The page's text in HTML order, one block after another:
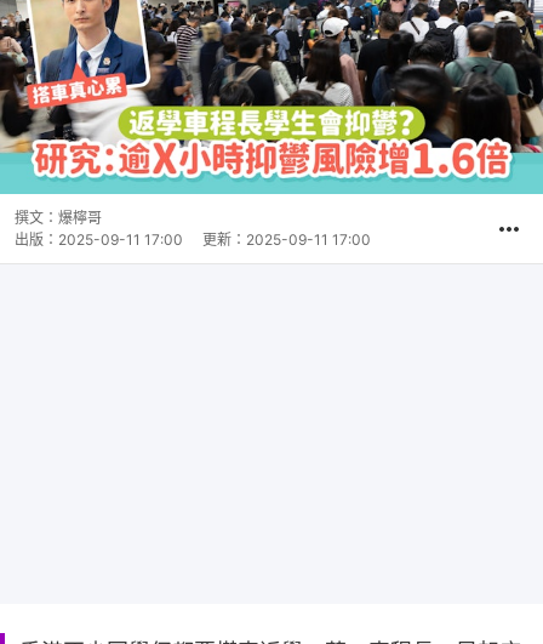
撰文： 爆檸哥
出版： 2025-09-11 17:00 更新： 2025-09-11 17:00